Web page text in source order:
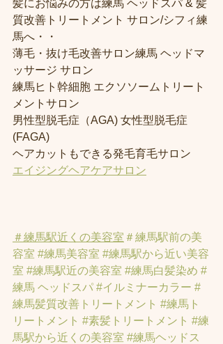
髪にお悩みの方は練馬 ヘッドスパ & 髪
質改善トリートメント サロン/シフィ練
馬へ・・
薄毛・抜け毛改善サロン練馬 ヘッドマ
ッサージ サロン
練馬ヒト幹細胞 エクソソームトリート
メントサロン
男性型脱毛症（AGA) 女性型脱毛症
(FAGA)
ヘアカットもできる発毛育毛サロン
エイジングヘアケアサロン
＃練馬駅近くの美容室 ＃練馬駅前の美
容室 #練馬美容室 #練馬駅から近い美容
室 #練馬駅近の美容室 #練馬白髪染め #
練馬 ヘッドスパ #イルミナーカラー #
練馬髪質改善トリートメント #練馬ト
リートメント #素髪トリートメント #練
馬駅から近くの美容室 #練馬ヘッドス